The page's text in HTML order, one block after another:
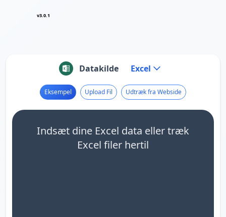
v3.0.1
Datakilde Excel
Eksempel Upload Fil Udtræk fra Webside
Indsæt dine Excel data eller træk
Excel filer hertil